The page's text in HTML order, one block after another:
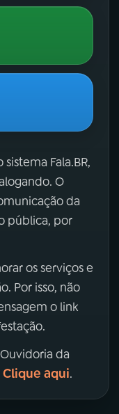
Fala.BR,
O
da
pública, por
os serviços e
Por isso, não
o link
da
Clique aqui.